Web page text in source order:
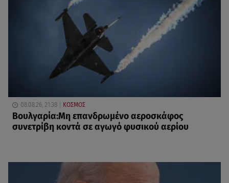
08.08.26, 21:38 ΚΟΣΜΟΣ
Βουλγαρία:Μη επανδρωμένο αεροσκάφος
συνετρίβη κοντά σε αγωγό φυσικού αερίου